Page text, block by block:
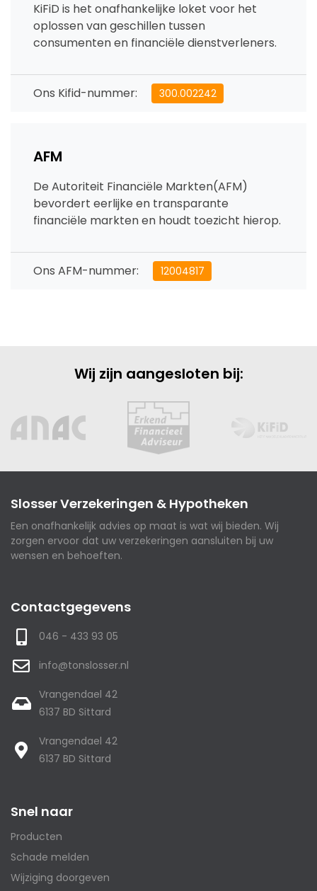
KiFiD is het onafhankelijke loket voor het
oplossen van geschillen tussen
consumenten en financiële dienstverleners.
Ons Kifid-nummer: 300.002242
AFM
De Autoriteit Financiële Markten(AFM)
bevordert eerlijke en transparante
financiële markten en houdt toezicht hierop.
Ons AFM-nummer: 12004817
Wij zijn aangesloten bij:
Slosser Verzekeringen & Hypotheken
Een onafhankelijk advies op maat is wat wij bieden. Wij
zorgen ervoor dat uw verzekeringen aansluiten bij uw
wensen en behoeften.
Contactgegevens
046 - 433 93 05
info@tonslosser.nl
Vrangendael 42
6137 BD Sittard
Vrangendael 42
6137 BD Sittard
Snel naar
Producten
Schade melden
Wijziging doorgeven